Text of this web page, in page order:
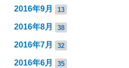
2016年9月 13
2016年8月 38
2016年7月 32
2016年6月 35